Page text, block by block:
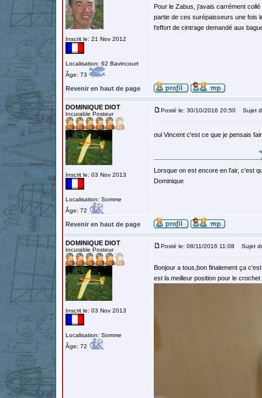
Inscrit le: 21 Nov 2012
Localisation: 62 Bavincourt
Âge: 73
Pour le Zabus, j'avais carrément
partie de ces surépaisseurs une fois
l'effort de cintrage demandé aux
Revenir en haut de page
DOMINIQUE DIOT
Incurable Posteur
Inscrit le: 03 Nov 2013
Localisation: Somme
Âge: 72
Posté le: 30/10/2016 20:50 Sujet
oui Vincent c'est ce que je pensais
Lorsque on est encore en l'air, c'est
Dominique
Revenir en haut de page
DOMINIQUE DIOT
Incurable Posteur
Inscrit le: 03 Nov 2013
Localisation: Somme
Âge: 72
Posté le: 08/11/2016 11:08 Sujet
Bonjour a tous,bon finalement ça
est la meilleur position pour le